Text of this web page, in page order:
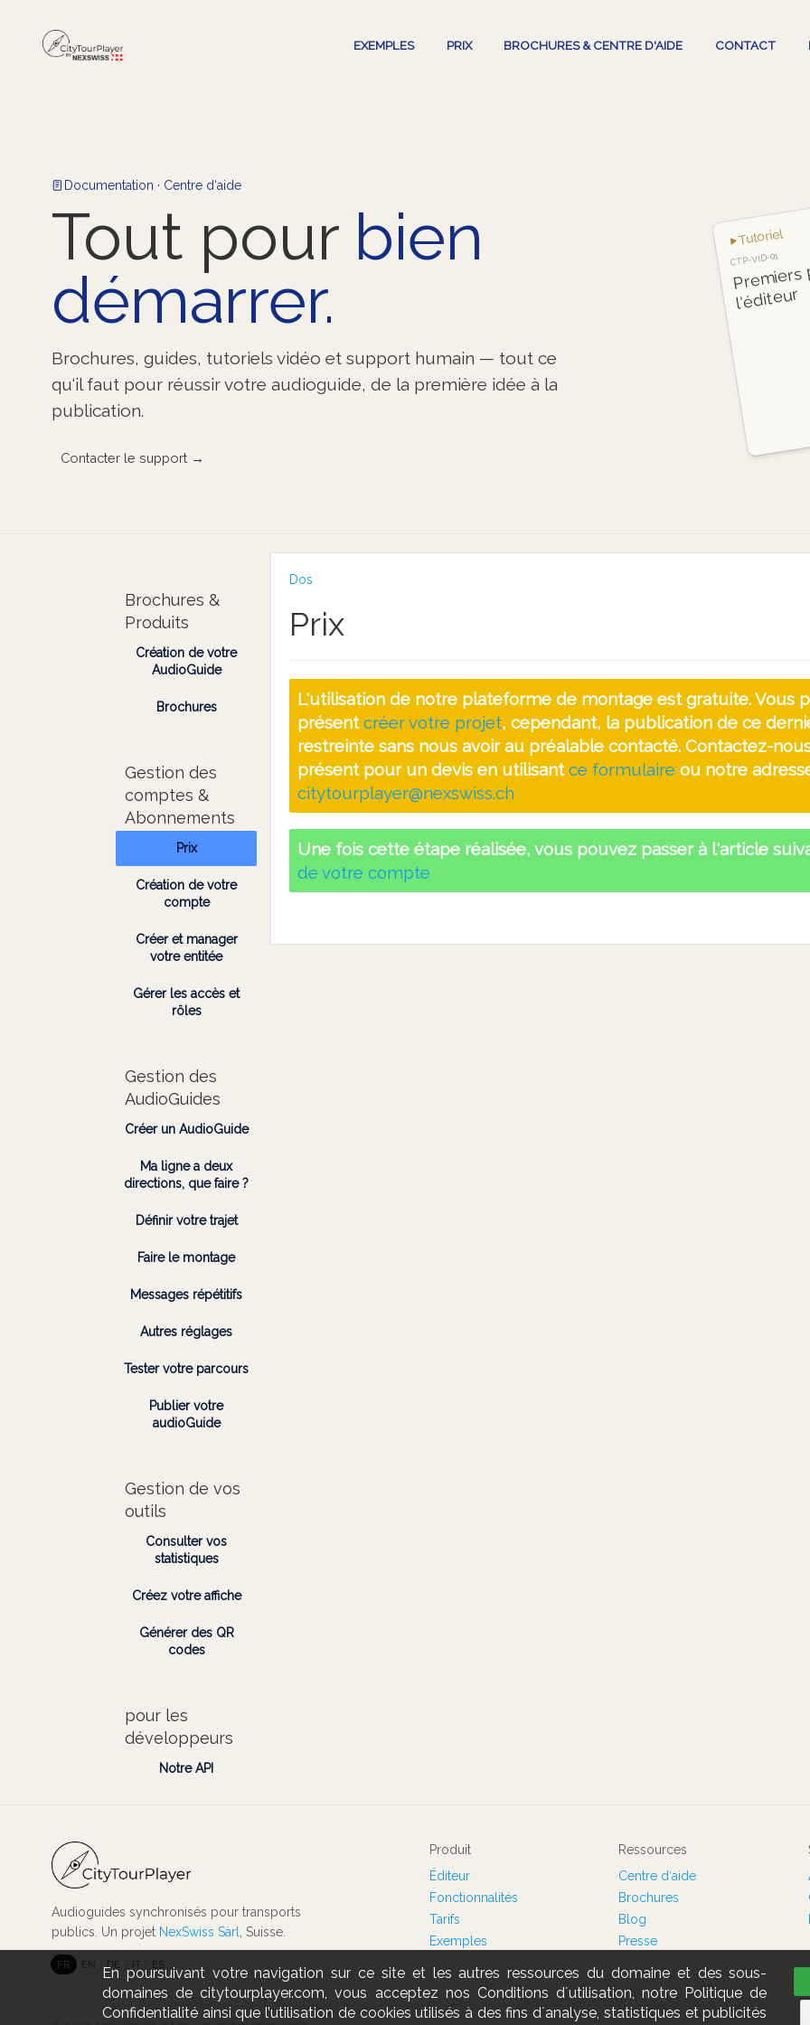
En poursuivant votre navigation sur ce site et les autres ressources du domaine et des sous-
domaines de citytourplayer.com, vous acceptez nos Conditions dʼutilisation, notre Politique de
Confidentialité ainsi que l’utilisation de cookies utilisés à des fins dʼanalyse, statistiques et publicités
EXEMPLES PRIX BROCHURES & CENTRE D'AIDE CONTACT
Documentation · Centre d‘aide
Tout pour bien
démarrer.
Brochures, guides, tutoriels vidéo et support humain — tout ce
qu‘il faut pour réussir votre audioguide, de la première idée à la
publication.
Contacter le support →
Tutoriel
CTP-VID-01
miers
l‘éditeur
Brochures &
Produits
Création de votre
AudioGuide
Brochures
Gestion des
comptes &
Abonnements
Prix
Création de votre
compte
Créer et manager
votre entitée
Gérer les accès et
rôles
Gestion des
AudioGuides
Créer un AudioGuide
Ma ligne a deux
directions, que faire ?
Définir votre trajet
Faire le montage
Messages répétitifs
Autres réglages
Tester votre parcours
Publier votre
audioGuide
Gestion de vos
outils
Consulter vos
statistiques
Créez votre affiche
Générer des QR
codes
pour les
développeurs
Notre API
Dos
Prix
L'utilisation de notre plateforme de montage est gratuite. Vous
présentcréer votre projet, cependant, la publication de ce
restreinte sans nous avoir au préalable contacté. Contactez-
présent pour un devis en utilisantce formulaireou notre
citytourplayer@nexswiss.ch
Une fois cette étape réalisée, vous pouvez passer à l'article
de votre compte
Audioguides synchronisés pour transports
publics. Un projet NexSwiss Sàrl , Suisse.
FR EN DE IT ES
Produit
Éditeur
Fonctionnalités
Tarifs
Exemples
Ressources
Centre dʹaide
Brochures
Blog
Presse